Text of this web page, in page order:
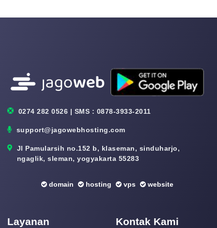
0274 282 0526 | SMS : 0878-3933-2011
support@jagowebhosting.com
Jl Pamularsih no.152 b, klaseman, sinduharjo,
ngaglik, sleman, yogyakarta 55283
domain hosting vps website
Layanan Kontak Kami